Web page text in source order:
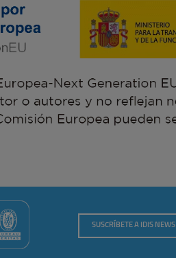
SUSCRÍBETE A IDIS NEWS